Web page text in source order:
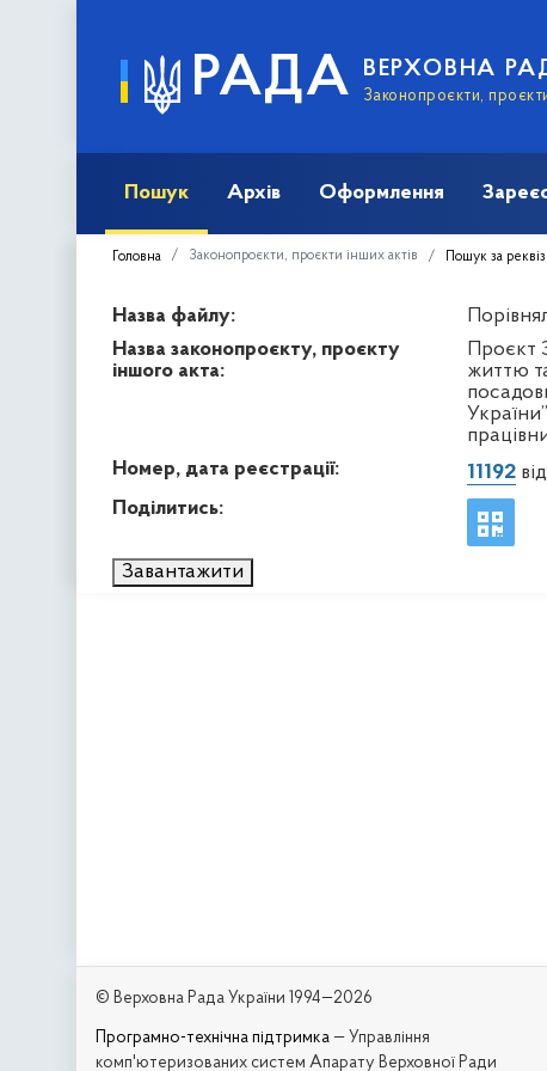
РАДА ВЕРХОВНА
Законопроєкти,
Пошук Архів Оформлення
Головна Законопроєкти, проєкти інших актів Пошук за
Назва файлу:
Назва законопроєкту, проєкту
іншого акта:
Проєкт
життю
Номер, дата реєстрації:
11192
Поділитись:
Завантажити
© Верховна Рада України 1994—2026
Програмно-технічна підтримка — Управління
комп'ютеризованих систем Апарату Верховної Ради